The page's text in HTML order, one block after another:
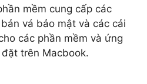
mềm cung cấp các
vá bảo mật và các cải
các phần mềm và ứng
trên Macbook.